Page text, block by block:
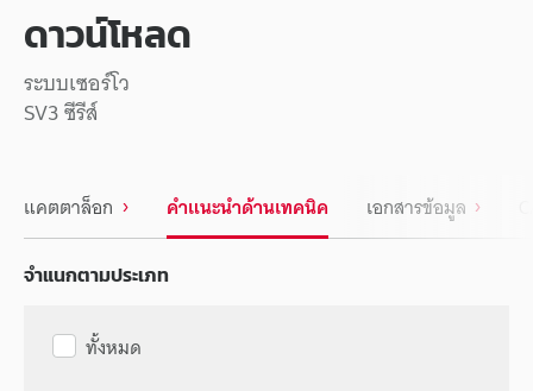
ดาวน์โหลด
ระบบเซอร์โว
SV3 ซีรีส์
แคตตาล็อก คำแนะนำด้านเทคนิค เอกสารข้อมูล
จำแนกตามประเภท
ทั้งหมด